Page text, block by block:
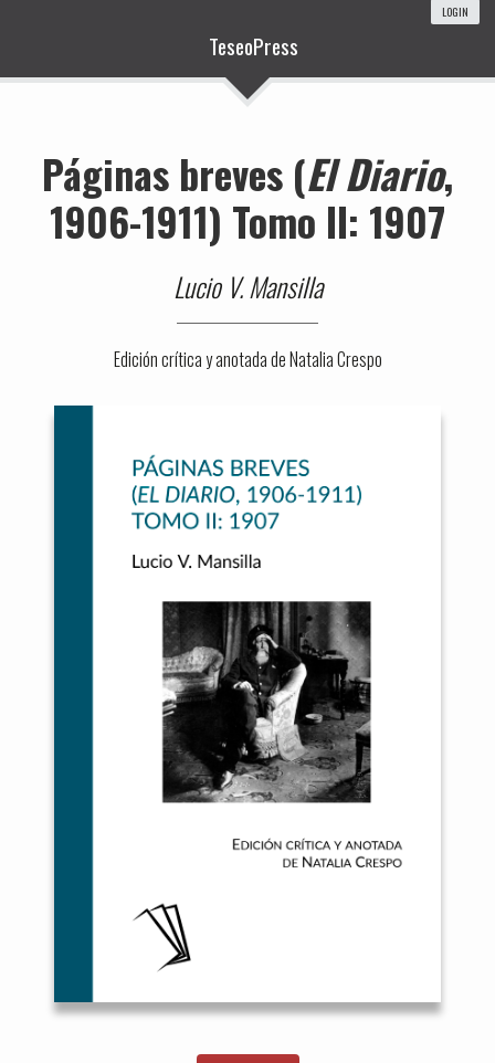
LOGIN
TeseoPress
Páginas breves (El Diario,
1906-1911) Tomo II: 1907
Lucio V. Mansilla
Edición crítica y anotada de Natalia Crespo